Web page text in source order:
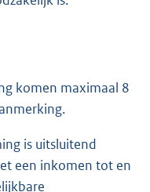
komen maximaal 8
is uitsluitend
een inkomen tot en